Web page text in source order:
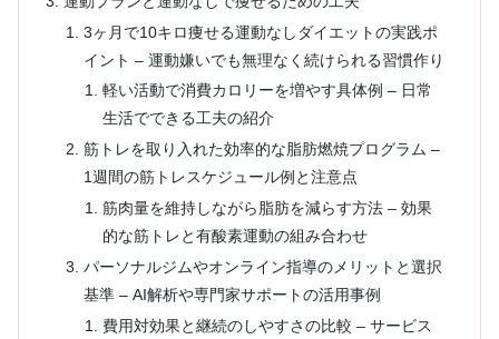
3ヶ月で10キロ痩せる運動なしダイエットの実践ポ
イント – 運動嫌いでも無理なく続けられる習慣作り
軽い活動で消費カロリーを増やす具体例 – 日常
生活でできる工夫の紹介
筋トレを取り入れた効率的な脂肪燃焼プログラム –
1週間の筋トレスケジュール例と注意点
筋肉量を維持しながら脂肪を減らす方法 – 効果
的な筋トレと有酸素運動の組み合わせ
パーソナルジムやオンライン指導のメリットと選択
基準 – AI解析や専門家サポートの活用事例
費用対効果と継続のしやすさの比較 – サービス